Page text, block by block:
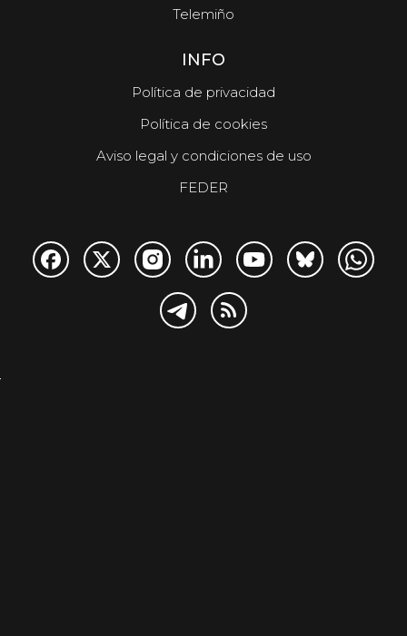
Telemiño
INFO
Política de privacidad
Política de cookies
Aviso legal y condiciones de uso
FEDER